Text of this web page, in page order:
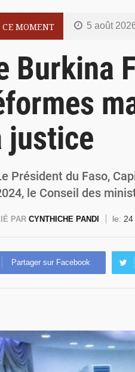
CE MOMENT 5 août
4 août
3 août 2026
3 août 2026
Burkina
justice
Président du Faso,
le Conseil des
PAR CYNTHICHE PANDI le:
Partager sur Facebook